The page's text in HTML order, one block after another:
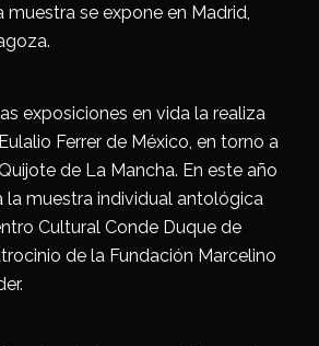
muestra se expone en Madrid,
exposiciones en vida la realiza
Ferrer de México, en torno a
de La Mancha. En este año
muestra individual antológica
Cultural Conde Duque de
de la Fundación Marcelino